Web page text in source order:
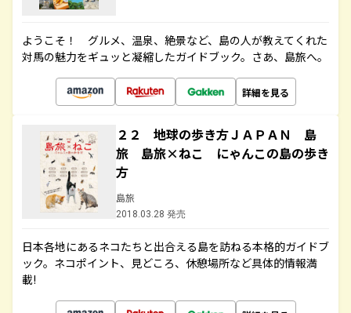
ようこそ！ グルメ、温泉、絶景など、島の人が教えてくれた
対馬の魅力をギュッと凝縮したガイドブック。さあ、島旅へ。
詳細を見る
２２ 地球の歩き方ＪＡＰＡＮ 島
旅 島旅×ねこ にゃんこの島の歩き
方
島旅
2018.03.28 発売
日本各地にあるネコたちと出合える島を訪ねる本格的ガイドブ
ック。ネコポイント、見どころ、休憩場所など具体的情報満
載!